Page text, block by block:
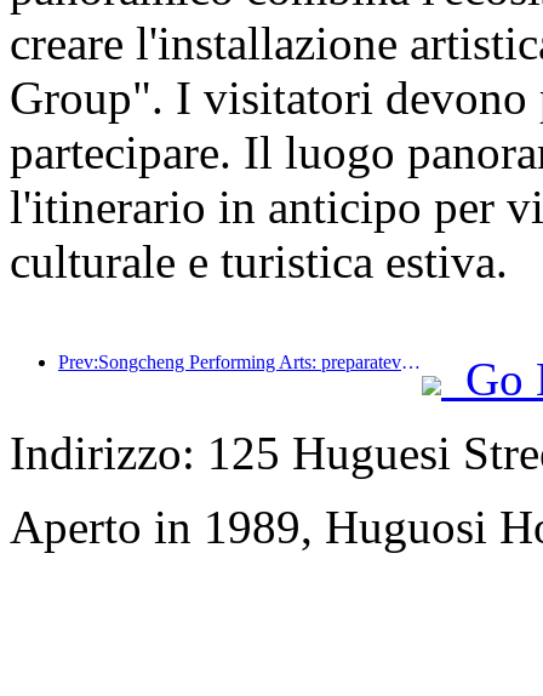
creare l'installazione
Group". I visitatori devono
partecipare. Il luogo
l'itinerario in anticipo per
culturale e turistica estiva.
Prev:Songcheng Performing Arts: preparatevi sia per il mercato che per gli eventi durante l'alta stagione turistica estiva
Go
Indirizzo: 125 Huguesi
Aperto in 1989, Huguosi